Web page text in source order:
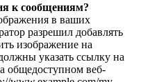
к сообщениям?
в ваших
разрешил добавлять
изображение на
указать ссылку на
общедоступном веб-